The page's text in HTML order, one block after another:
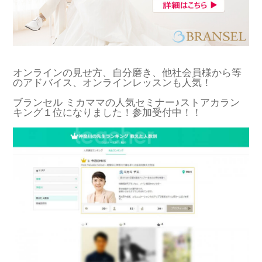
オンラインの見せ方、自分磨き、他社会員様から等
のアドバイス、オンラインレッスンも人気！
ブランセル ミカママの人気セミナー♪ストアカラン
キング１位になりました！参加受付中！！